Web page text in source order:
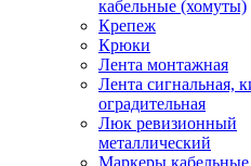
кабельные (хомуты)
Крепеж
Крюки
Лента монтажная
Лента сигнальная,
оградительная
Люк ревизионный
металлический